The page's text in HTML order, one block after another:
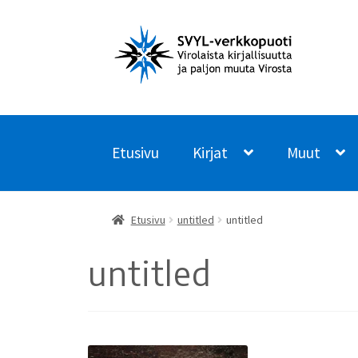
Siirry
navigointiin
Siirry
sisältöön
Etusivu Kirjat Muut
Etusivu untitled untitled
untitled